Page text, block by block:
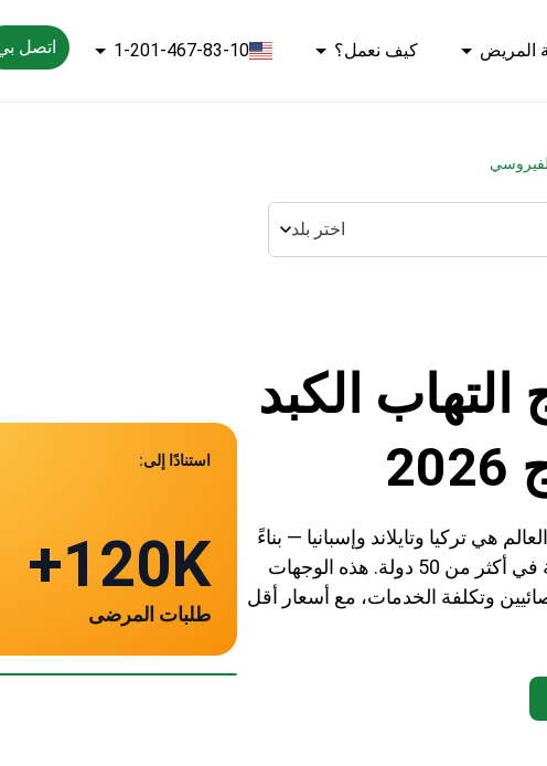
المريض كيف نعمل؟ 1-201-467-83-10 اتصل
اختر بلد
الكبد
هي تركيا وتايلاند وإسبانيا — بناءً
على 797 طلب من المرضى و89 عيادة موثوقة في أكثر من 50 دولة. هذه الوجهات
وتكلفة الخدمات، مع أسعار أقل
استنادًا إلى:
120K+
طلبات المرضى